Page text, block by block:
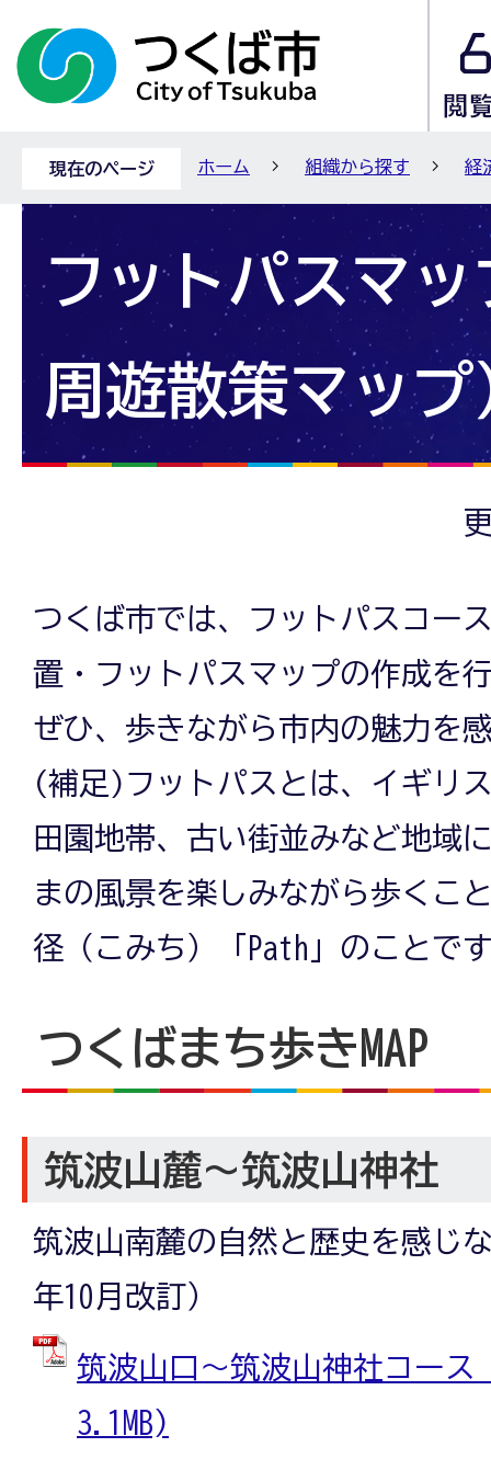
現在のページ ホーム 組織から探す 経
フットパスマ
周遊散策マップ
つくば市では、フットパスコー
置・フットパスマップの作成を
ぜひ、歩きながら市内の魅力を
(補足)フットパスとは、イギリ
田園地帯、古い街並みなど地域
まの風景を楽しみながら歩くこ
径（こみち）「Path」のことで
つくばまち歩きMAP
筑波山麓～筑波山神社
筑波山南麓の自然と歴史を感じ
年10月改訂）
筑波山口～筑波山神社コース
3.1MB)